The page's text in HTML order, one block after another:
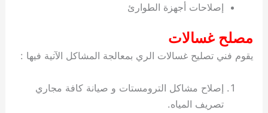
إصلاحات أجهزة الطوارئ
مصلح غسالات
يقوم فني تصليح غسالات الري بمعالجة المشاكل الآتية فيها :
إصلاح مشاكل الترومستات و صيانة كافة مجاري
تصريف المياه.